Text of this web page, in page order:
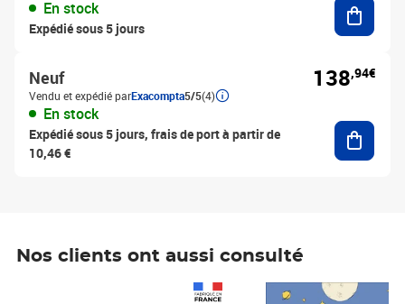
En stock
Expédié sous 5 jours
Neuf
Vendu et expédié parExacompta5/5(4)
En stock
Expédié sous 5 jours, frais de port à partir de
10,46 €
138,94€
Nos clients ont aussi consulté
Prix 7,50€